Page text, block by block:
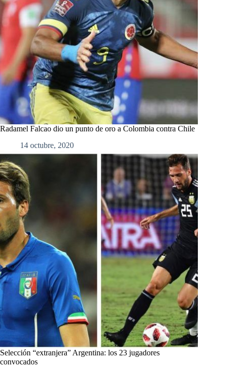
Radamel Falcao dio un punto de oro a Colombia contra Chile
14 octubre, 2020
Selección “extranjera” Argentina: los 23 jugadores
convocados